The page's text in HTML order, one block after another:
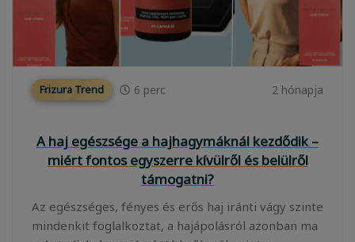
Frizura Trend 6 perc 2 hónapja
A haj egészsége a hajhagymáknál kezdődik –
miért fontos egyszerre kívülről és belülről
támogatni?
Az egészséges, fényes és erős haj iránti vágy szinte
mindenkit foglalkoztat, a hajápolásról azonban ma